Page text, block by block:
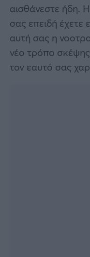
αισθάνεστε ήδη.
σας επειδή έχετε
αυτή σας η
νέο τρόπο
τον εαυτό σας